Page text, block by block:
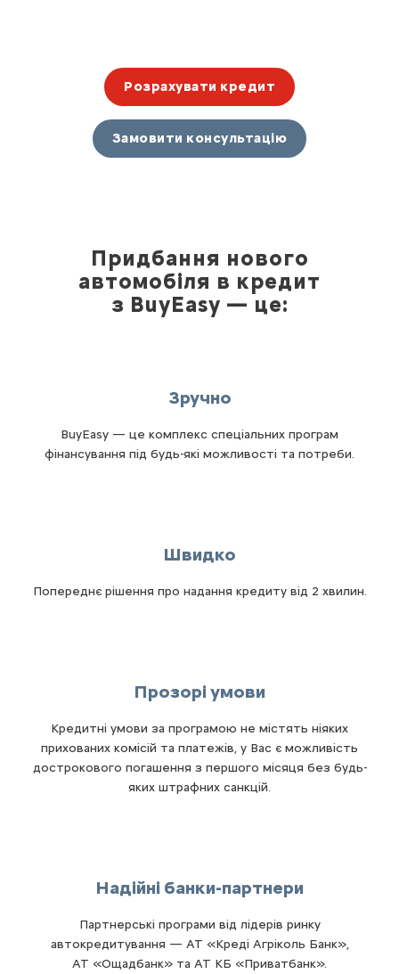
Розрахувати кредит
Замовити консультацію
Придбання нового
автомобіля в кредит
з BuyEasy — це:
Зручно
BuyEasy — це комплекс спеціальних програм
фінансування під будь-які можливості та потреби.
Швидко
Попереднє рішення про надання кредиту від 2 хвилин.
Прозорі умови
Кредитні умови за програмою не містять ніяких
прихованих комісій та платежів, у Вас є можливість
дострокового погашення з першого місяця без будь-
яких штрафних санкцій.
Надійні банки-партнери
Партнерські програми від лідерів ринку
автокредитування — АТ «Креді Агріколь Банк»,
АТ «Ощадбанк» та АТ КБ «Приватбанк».